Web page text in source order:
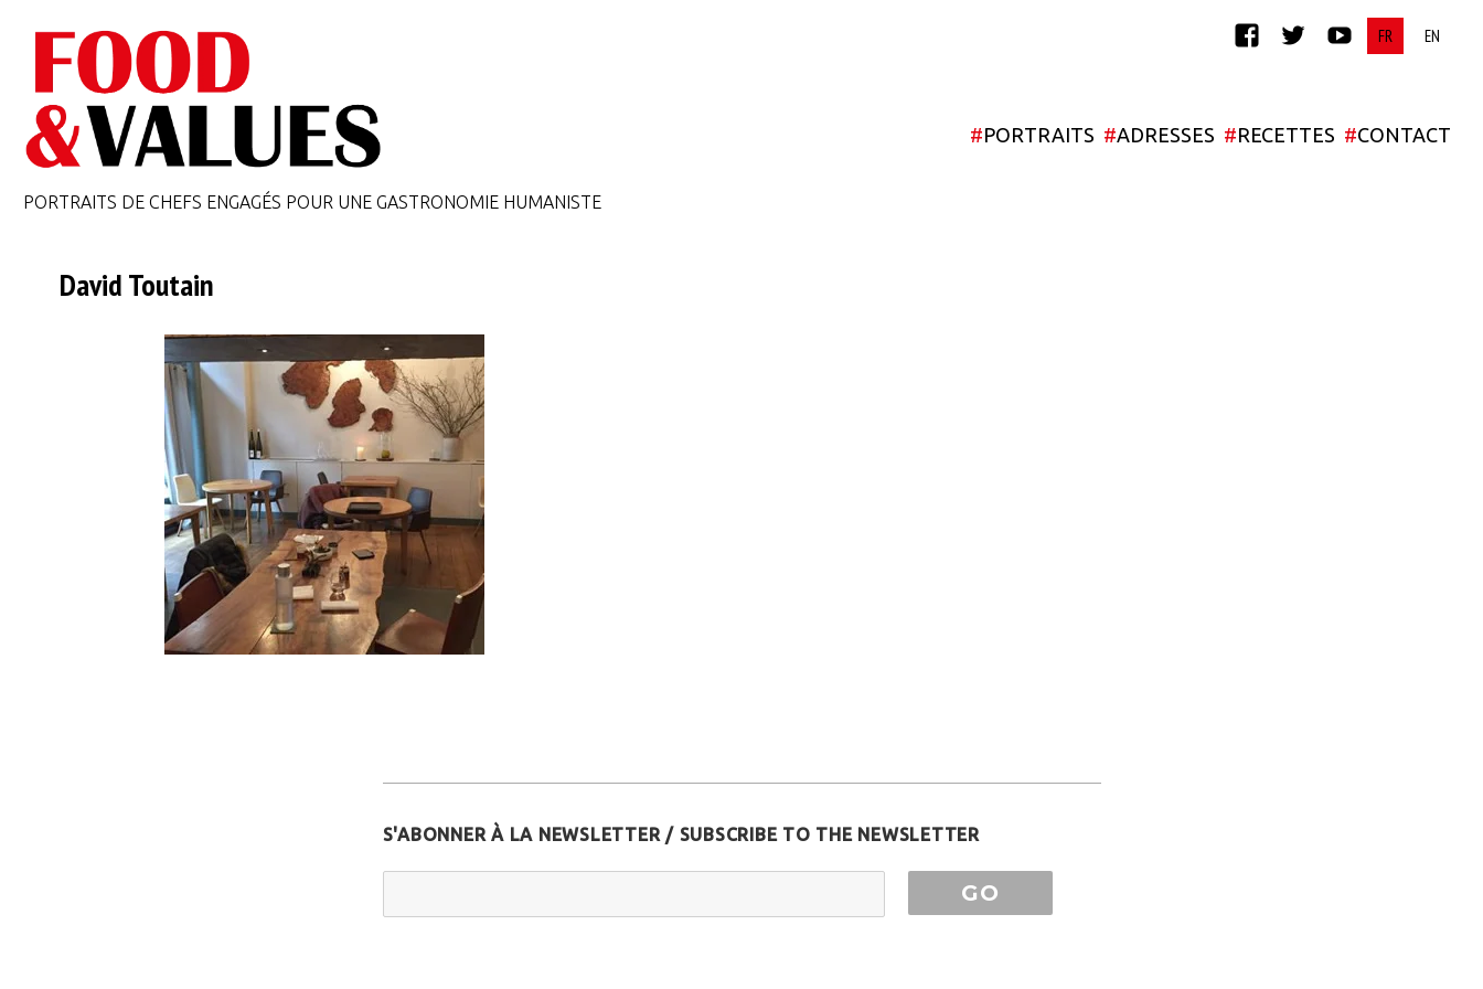
PORTRAITS DE CHEFS ENGAGÉS POUR UNE GASTRONOMIE HUMANISTE
FACEBOOKTWITTERYOUTUBE
#PORTRAITS #ADRESSES #RECETTES #CONTACT
David Toutain
S'ABONNER À LA NEWSLETTER / SUBSCRIBE TO THE NEWSLETTER
Email Address